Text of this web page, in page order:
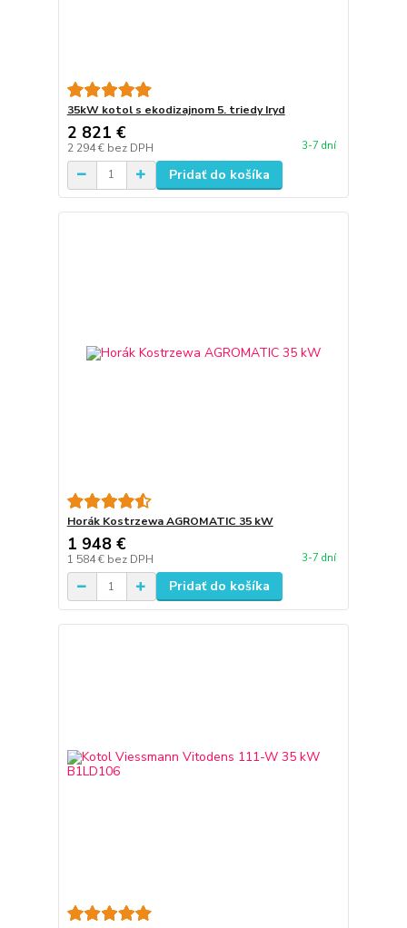
35kW kotol s ekodizajnom 5. triedy Iryd
2 821 €
2 294 € bez DPH 3-7 dní
Pridať do košíka
Horák Kostrzewa AGROMATIC 35 kW
1 948 €
1 584 € bez DPH 3-7 dní
Pridať do košíka